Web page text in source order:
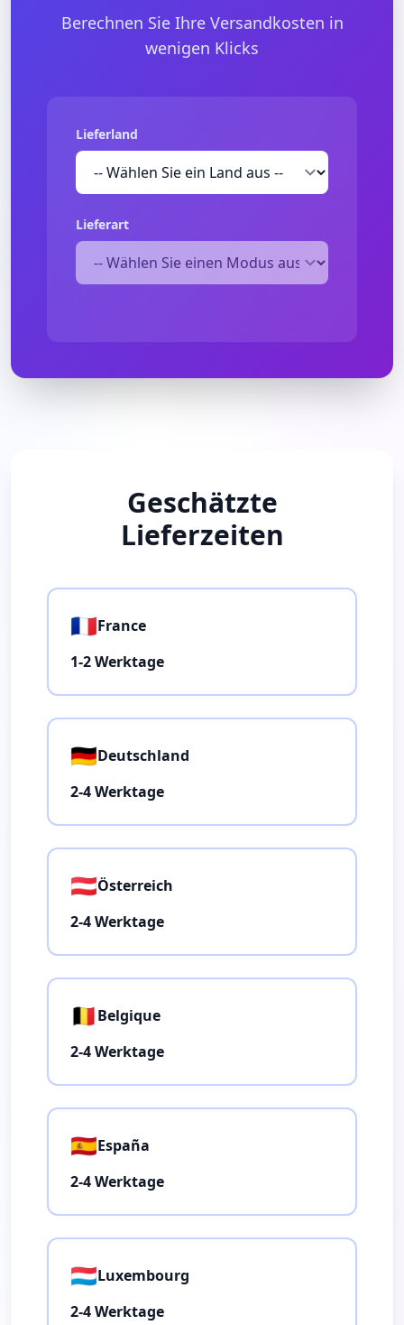
Berechnen Sie Ihre Versandkosten in
wenigen Klicks
Lieferland
Lieferart
Geschätzte
Lieferzeiten
🇫🇷France
1-2 Werktage
🇩🇪Deutschland
2-4 Werktage
🇦🇹Österreich
2-4 Werktage
🇧🇪Belgique
2-4 Werktage
🇪🇸España
2-4 Werktage
🇱🇺Luxembourg
2-4 Werktage